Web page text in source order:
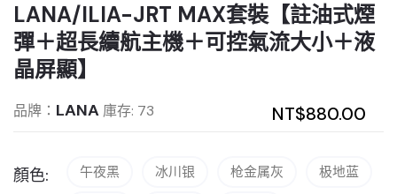
LANA/ILIA-JRT MAX套裝【註油式煙
彈＋超長續航主機＋可控氣流大小＋液
晶屏顯】
品牌： LANA NT$880.00
庫存: 73
顏色: 午夜黑 冰川银 枪金属灰
极地蓝